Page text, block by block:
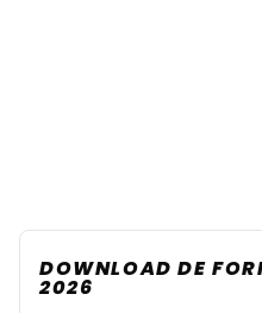
DOWNLOAD DE
2026